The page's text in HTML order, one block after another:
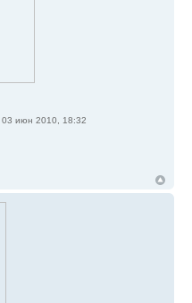
03 июн 2010, 18:32